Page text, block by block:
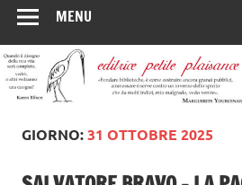
MENU
GIORNO:31 OTTOBRE 2025